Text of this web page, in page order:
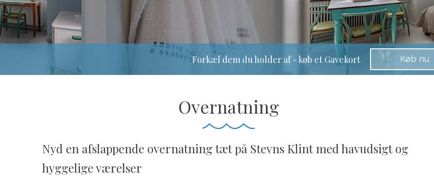
Forkæl dem du holder af - køb et Gavekort Køb nu
Overnatning
Nyd en afslappende overnatning tæt på Stevns Klint med havudsigt og
hyggelige værelser